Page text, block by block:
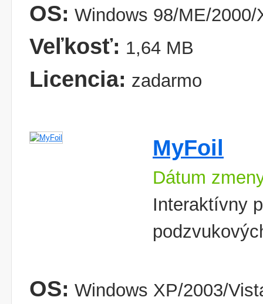
OS: Windows 98/ME/
Veľkosť: 1,64 MB
Licencia: zadarmo
MyFoil
Dátum
Interaktívny
OS: Windows XP/2003/